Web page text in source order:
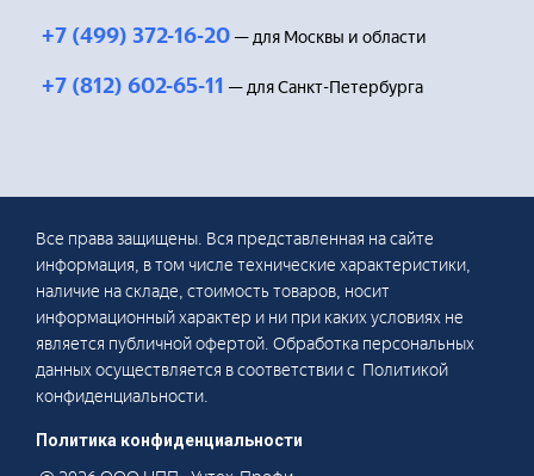
+7 (499) 372-16-20 — для Москвы и области
+7 (812) 602-65-11 — для Санкт-Петербурга
Все права защищены. Вся представленная на сайте
информация, в том числе технические характеристики,
наличие на складе, стоимость товаров, носит
информационный характер и ни при каких условиях не
является публичной офертой. Обработка персональных
данных осуществляется в соответствии с Политикой
конфиденциальности.
Политика конфиденциальности